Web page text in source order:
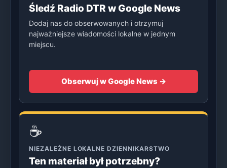
Śledź Radio DTR w Google News
Dodaj nas do obserwowanych i otrzymuj
najważniejsze wiadomości lokalne w jednym
miejscu.
Obserwuj w Google News →
☕
NIEZALEŻNE LOKALNE DZIENNIKARSTWO
Ten materiał był potrzebny?